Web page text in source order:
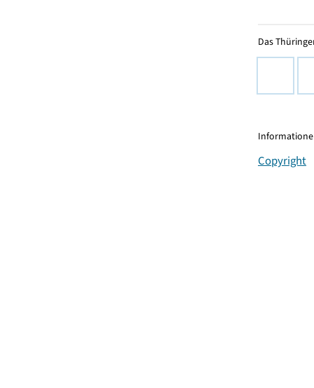
Das
Copyright